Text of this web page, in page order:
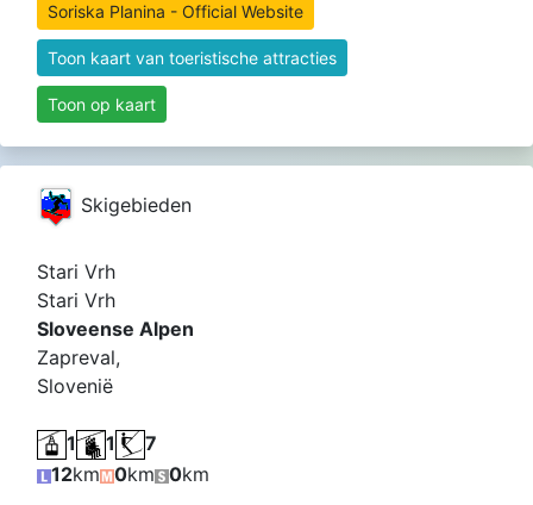
Soriska Planina - Official Website
Toon kaart van toeristische attracties
Toon op kaart
Skigebieden
Stari Vrh
Stari Vrh
Sloveense Alpen
Zapreval,
Slovenië
1 1
7
12km 0km 0km